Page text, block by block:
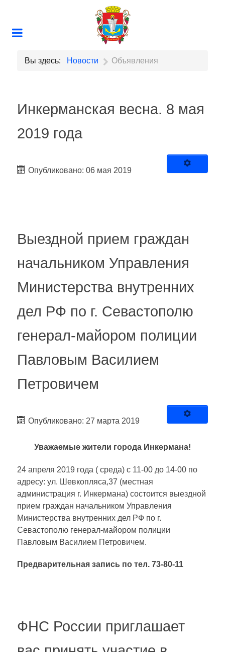
Вы здесь: Новости Объявления
Инкерманская весна. 8 мая
2019 года
Опубликовано: 06 мая 2019
Выездной прием граждан
начальником Управления
Министерства внутренних
дел РФ по г. Севастополю
генерал-майором полиции
Павловым Василием
Петровичем
Опубликовано: 27 марта 2019
Уважаемые жители города Инкермана!
24 апреля 2019 года ( среда) с 11-00 до 14-00 по
адресу: ул. Шевкопляса,37 (местная
администрация г. Инкермана) состоится выездной
прием граждан начальником Управления
Министерства внутренних дел РФ по г.
Севастополю генерал-майором полиции
Павловым Василием Петровичем.
Предварительная запись по тел. 73-80-11
ФНС России приглашает